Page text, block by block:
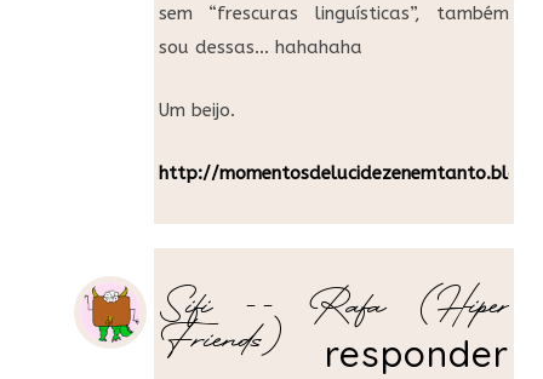
sem “frescuras linguísticas”, também
sou dessas… hahahaha
Um beijo.
http://
Sifi -- Rafa (Hiper
Friends) responder